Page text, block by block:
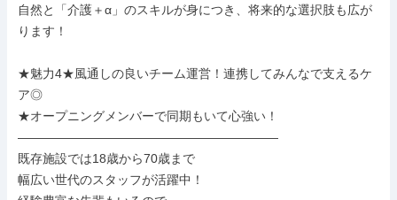
自然と「介護＋α」のスキルが身につき、将来的な選択肢も広が
ります！
★魅力4★風通しの良いチーム運営！連携してみんなで支えるケ
ア◎
★オープニングメンバーで同期もいて心強い！
―――――――――――――――――――――
既存施設では18歳から70歳まで
幅広い世代のスタッフが活躍中！